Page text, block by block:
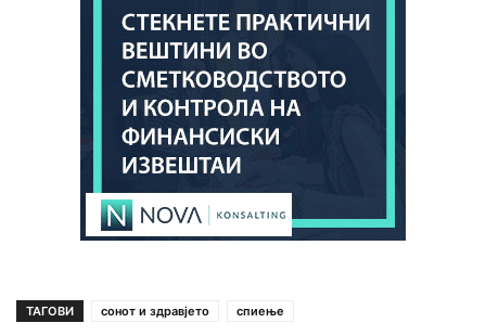
ТАГОВИ сонот и здравјето спиење